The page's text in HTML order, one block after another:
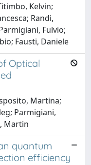
Kelvin;
Randi,
Fulvio;
Fausti, Daniele
Optical
Martina;
Parmigiani,
Martin
quantum
efficiency